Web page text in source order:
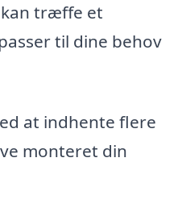
kan træffe et
til dine behov
at indhente flere
monteret din